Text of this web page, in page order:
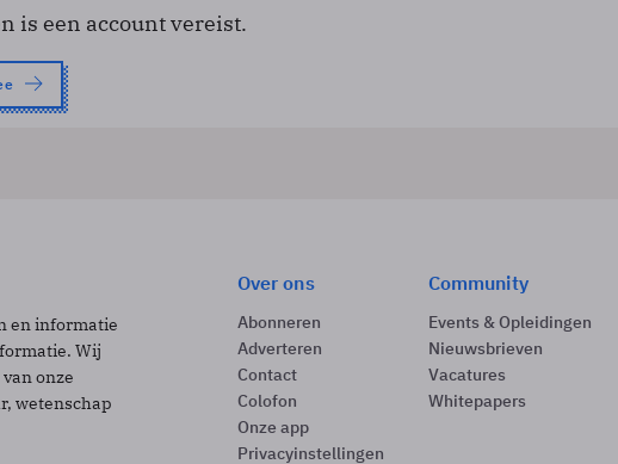
is een account vereist.
en informatie
Wij
onze
wetenschap
Over ons
Abonneren
Adverteren
Contact
Colofon
Onze app
Privacyinstellingen
Community
Events & Opleidingen
Nieuwsbrieven
Vacatures
Whitepapers